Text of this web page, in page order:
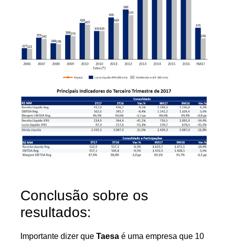
Conclusão sobre os
resultados:
Importante dizer que Taesa é uma empresa que 10